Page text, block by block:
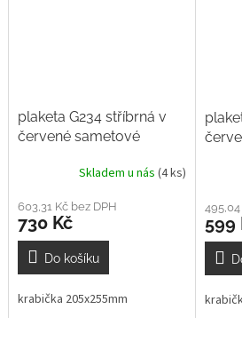
plaketa G234 stříbrná v
červené sametové
Skladem u nás (4 ks)
603,31 Kč bez DPH
730 Kč
Do košíku
krabička 205x255mm
495,04
599